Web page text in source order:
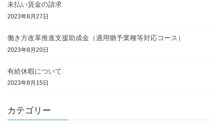
未払い賃金の請求
2023年8月27日
働き方改革推進支援助成金（適用猶予業種等対応コース）
2023年8月20日
有給休暇について
2023年8月15日
カテゴリー